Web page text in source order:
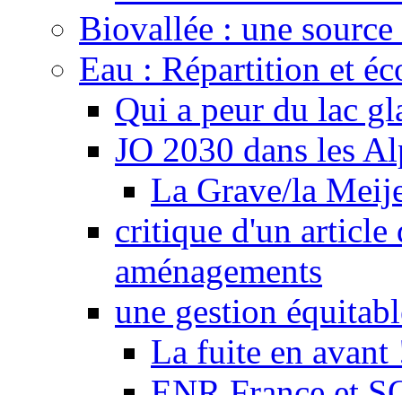
Biovallée : une
Eau : Répartition et
Qui a peur du lac
JO 2030 dans les
La Grave/la
critique d'un article
aménagements
une gestion
La fuite en avant